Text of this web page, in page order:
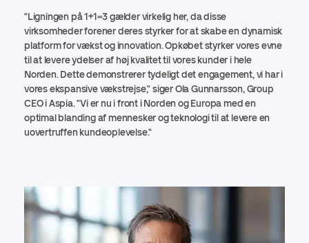
"Ligningen på 1+1=3 gælder virkelig her, da disse
virksomheder forener deres styrker for at skabe en dynamisk
platform for vækst og innovation. Opkøbet styrker vores evne
til at levere ydelser af høj kvalitet til vores kunder i hele
Norden. Dette demonstrerer tydeligt det engagement, vi har i
vores ekspansive vækstrejse," siger Ola Gunnarsson, Group
CEO i Aspia. "Vi er nu i front i Norden og Europa med en
optimal blanding af mennesker og teknologi til at levere en
uovertruffen kundeoplevelse."